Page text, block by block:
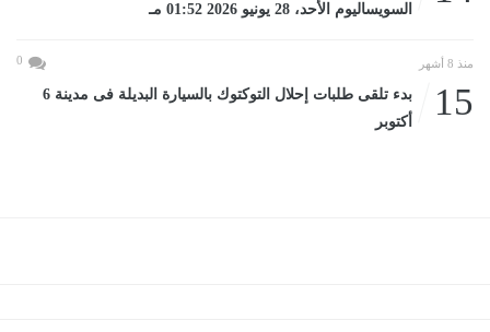
السويساليوم الأحد، 28 يونيو 2026 01:52 مـ
منذ 8 أشهر 0
15
بدء تلقى طلبات إحلال التوكتوك بالسيارة البديلة فى مدينة 6
أكتوبر